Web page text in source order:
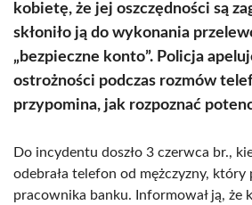
kobietę, że jej oszczędności są
skłoniło ją do wykonania
„bezpieczne konto”. Policja
ostrożności podczas rozmów
przypomina, jak rozpoznać
Do incydentu doszło 3 czerwca br.,
odebrała telefon od mężczyzny, który
pracownika banku. Informował ją, że